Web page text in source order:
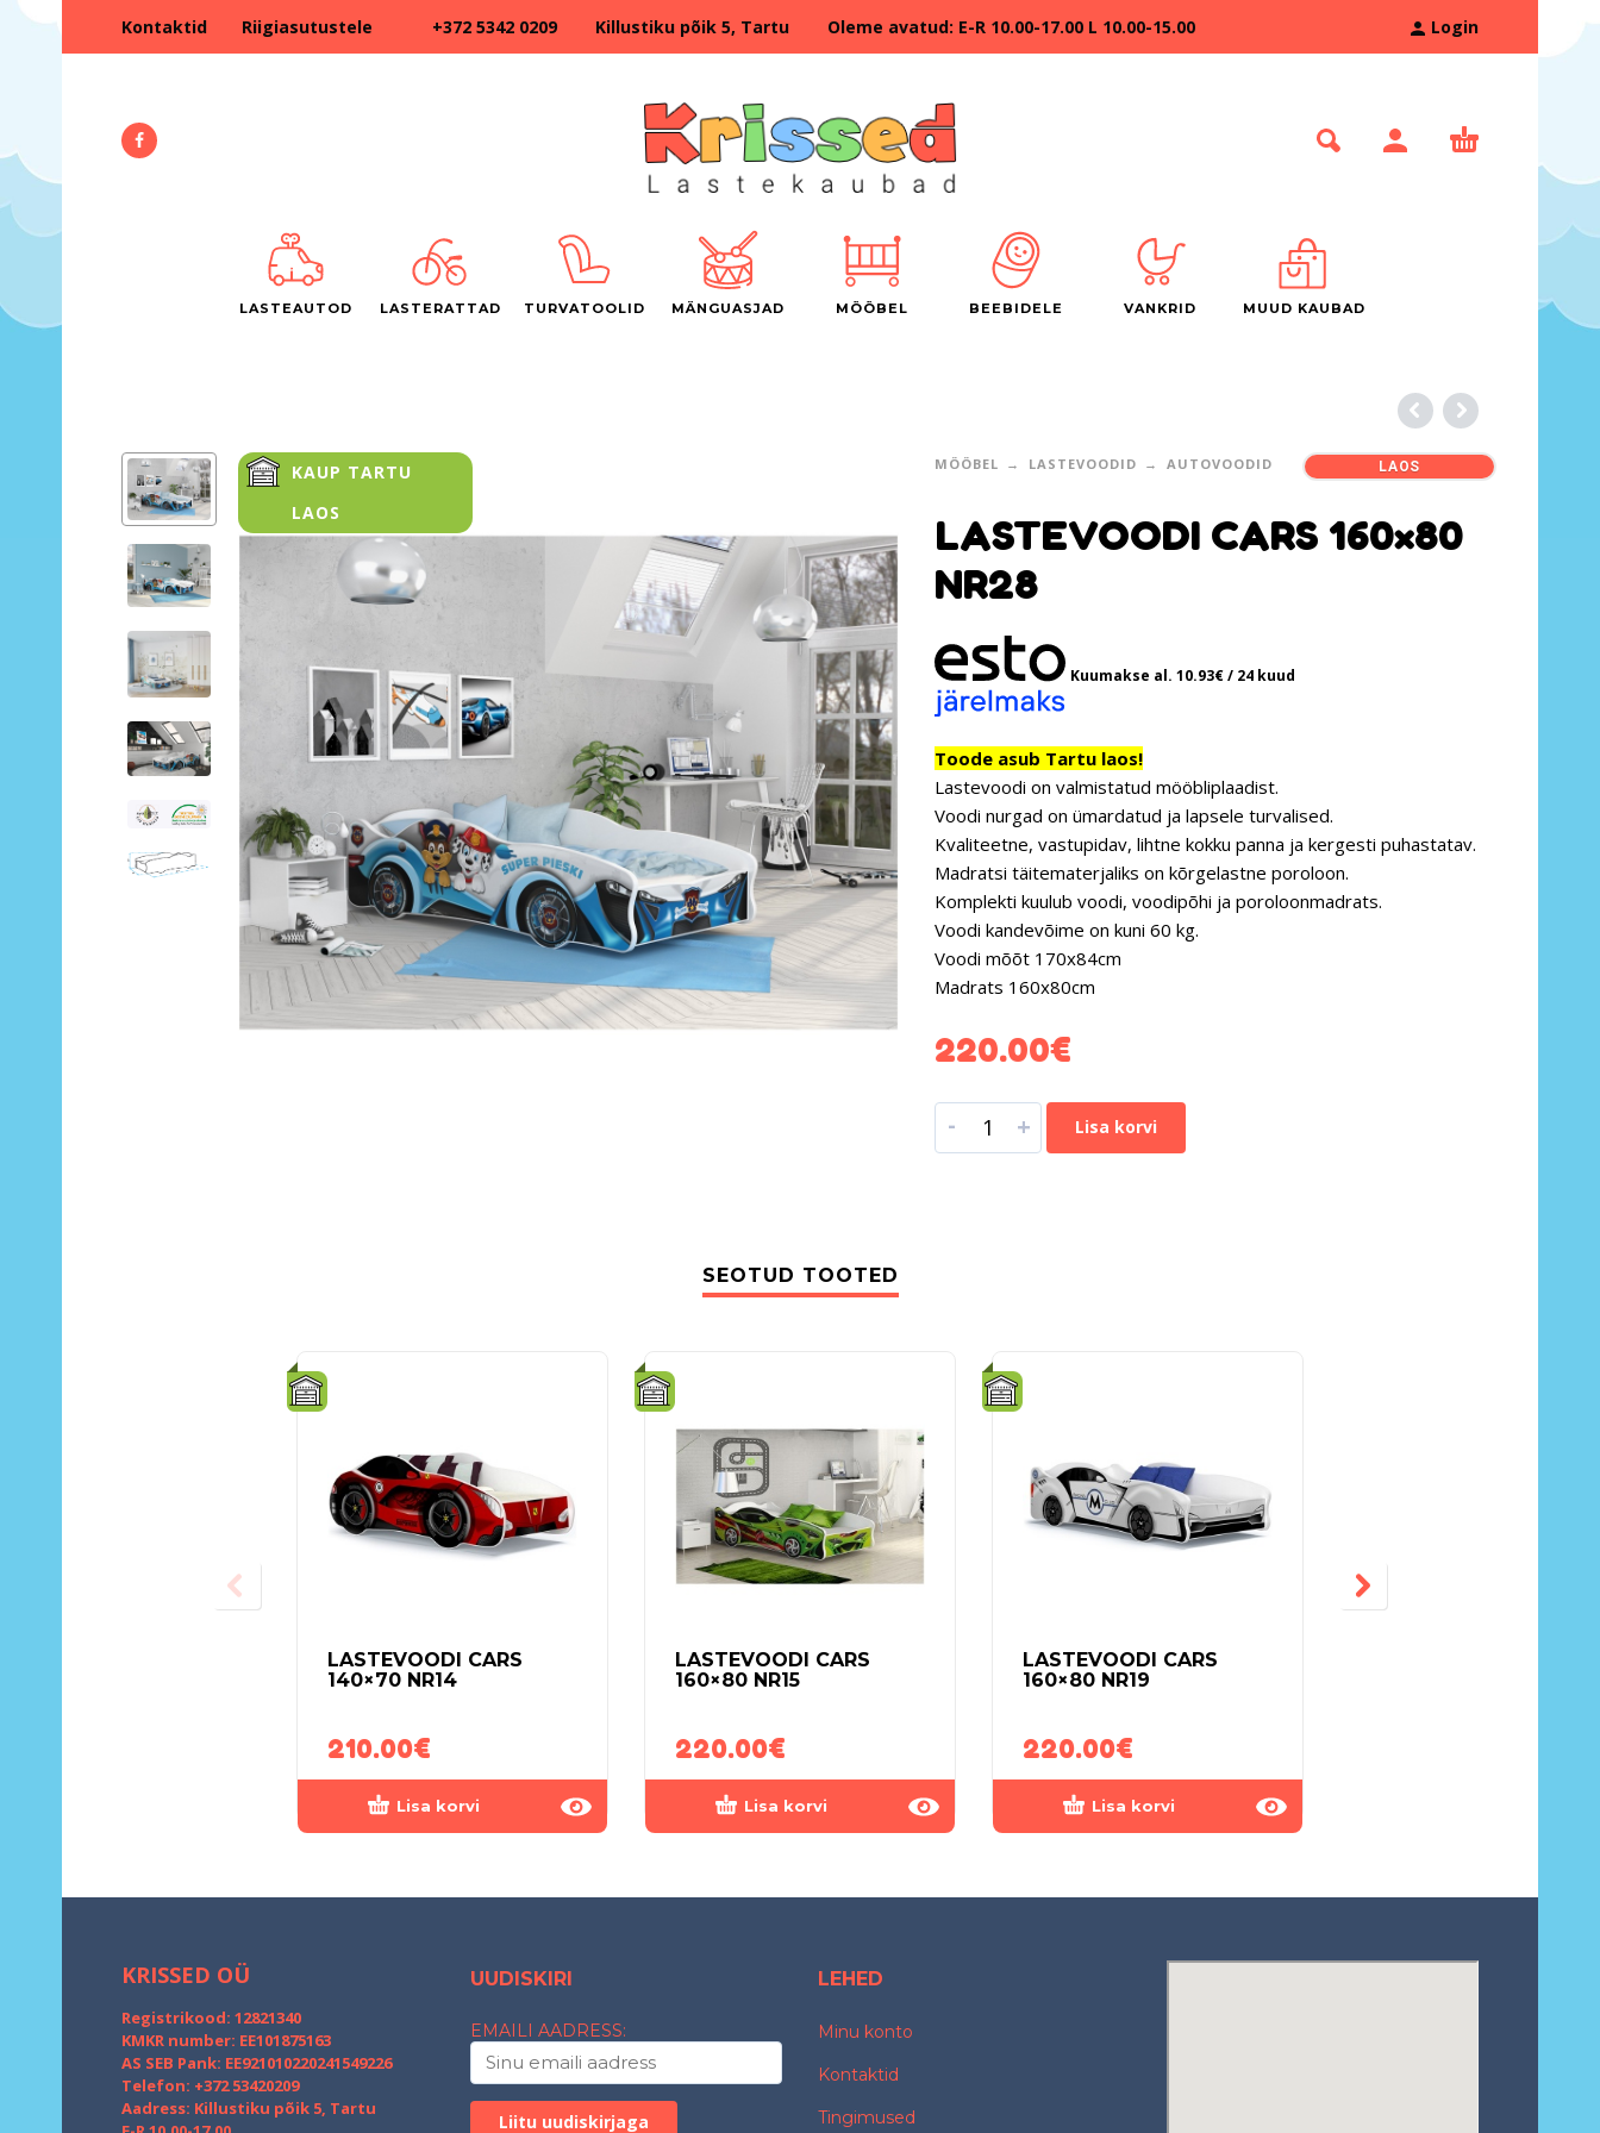
Kontaktid Riigiasutustele +372 5342 0209 Killustiku põik 5, Tartu Oleme avatud: E-R 10.00-17.00 L 10.00-15.00 Login
LASTEAUTOD LASTERATTAD TURVATOOLID MÄNGUASJAD MÖÖBEL BEEBIDELE VANKRID MUUD KAUBAD
KAUP TARTU
LAOS
MÖÖBEL LASTEVOODID AUTOVOODID LAOS
LASTEVOODI CARS 160×80
NR28
Kuumakse al. 10.93€/ 24 kuud
Toode asub Tartu laos!
Lastevoodi on valmistatud mööbliplaadist.
Voodi nurgad on ümardatud ja lapsele turvalised.
Kvaliteetne, vastupidav, lihtne kokku panna ja kergesti puhastatav.
Madratsi täitematerjaliks on kõrgelastne poroloon.
Komplekti kuulub voodi, voodipõhi ja poroloonmadrats.
Voodi kandevõime on kuni 60 kg.
Voodi mõõt 170x84cm
Madrats 160x80cm
220.00€
- + Lisa korvi
SEOTUD TOOTED
LASTEVOODI CARS
140×70 NR14
210.00€
Lisa korvi
LASTEVOODI CARS
160×80 NR15
220.00€
Lisa korvi
LASTEVOODI CARS
160×80 NR19
220.00€
Lisa korvi
KRISSED OÜ
Registrikood: 12821340
KMKR number: EE101875163
AS SEB Pank: EE921010220241549226
Telefon: +372 53420209
Aadress: Killustiku põik 5, Tartu
UUDISKIRI
EMAILI AADRESS:
LEHED
Minu konto
Kontaktid
Tingimused